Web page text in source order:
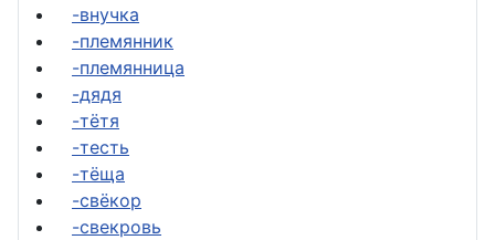
-внучка
-племянник
-племянница
-дядя
-тётя
-тесть
-тёща
-свёкор
-свекровь